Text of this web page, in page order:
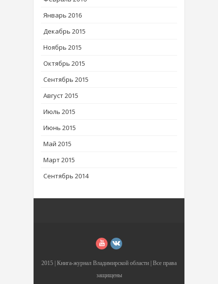
Январь 2016
Декабрь 2015
Ноябрь 2015
Октябрь 2015
Сентябрь 2015
Август 2015
Июль 2015
Июнь 2015
Май 2015
Март 2015
Сентябрь 2014
2015 | Книга-журнал Владимирской области | Все права
защищены